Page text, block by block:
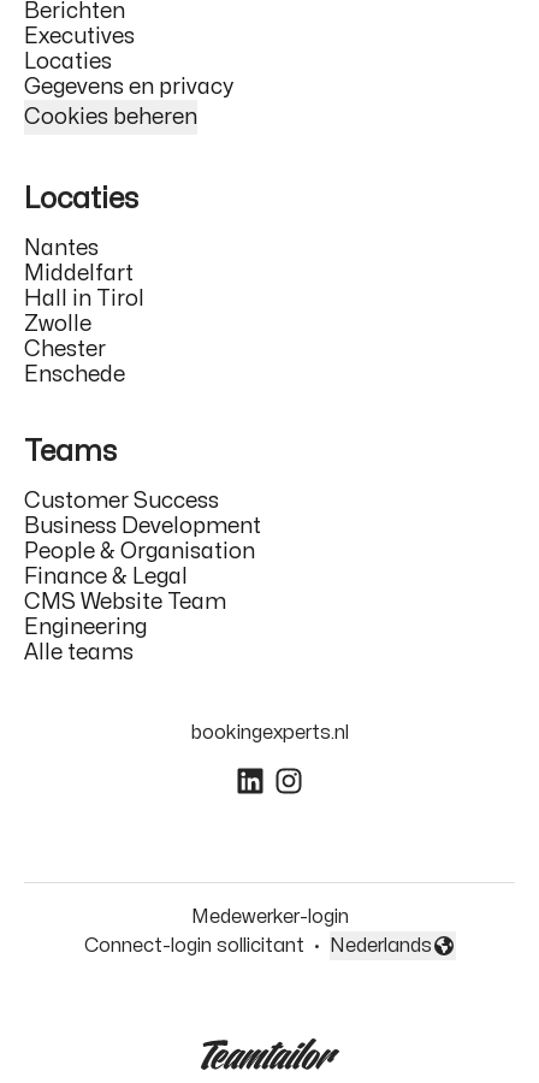
Berichten
Executives
Locaties
Gegevens en privacy
Cookies beheren
Locaties
Nantes
Middelfart
Hall in Tirol
Zwolle
Chester
Enschede
Teams
Customer Success
Business Development
People & Organisation
Finance & Legal
CMS Website Team
Engineering
Alle teams
bookingexperts.nl
Medewerker-login
Connect-login sollicitant
·
Taal wijzigen
Nederlands